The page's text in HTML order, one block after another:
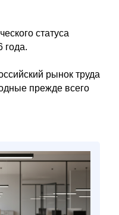
статуса
года.
рынок труда
прежде всего